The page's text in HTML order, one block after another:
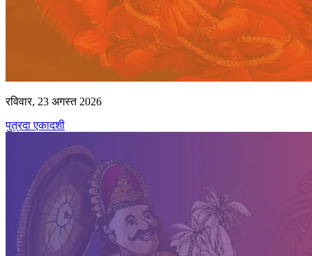
रविवार, 23 अगस्त 2026
पुत्रदा एकादशी